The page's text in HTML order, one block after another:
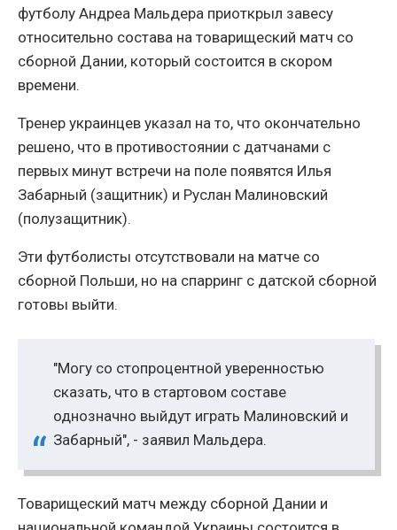
футболу Андреа Мальдера приоткрыл завесу
относительно состава на товарищеский матч со
сборной Дании, который состоится в скором
времени.
Тренер украинцев указал на то, что окончательно
решено, что в противостоянии с датчанами с
первых минут встречи на поле появятся Илья
Забарный (защитник) и Руслан Малиновский
(полузащитник).
Эти футболисты отсутствовали на матче со
сборной Польши, но на спарринг с датской сборной
готовы выйти.
"Могу со стопроцентной уверенностью
сказать, что в стартовом составе
однозначно выйдут играть Малиновский и
Забарный", - заявил Мальдера.
Товарищеский матч между сборной Дании и